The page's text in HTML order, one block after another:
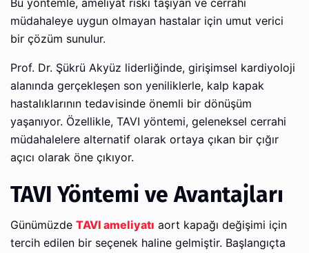
Bu yöntemle, ameliyat riski taşıyan ve cerrahi
müdahaleye uygun olmayan hastalar için umut verici
bir çözüm sunulur.
Prof. Dr. Şükrü Akyüz liderliğinde, girişimsel kardiyoloji
alanında gerçekleşen son yeniliklerle, kalp kapak
hastalıklarının tedavisinde önemli bir dönüşüm
yaşanıyor. Özellikle, TAVI yöntemi, geleneksel cerrahi
müdahalelere alternatif olarak ortaya çıkan bir çığır
açıcı olarak öne çıkıyor.
TAVI Yöntemi ve Avantajları
Günümüzde TAVI ameliyatı aort kapağı değişimi için
tercih edilen bir seçenek haline gelmiştir. Başlangıçta